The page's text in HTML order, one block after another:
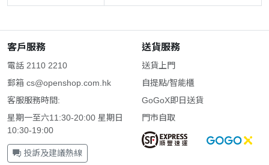
客戶服務
電話 2110 2210
郵箱 cs@openshop.com.hk
客服服務時間:
星期一至六11:30-20:00 星期日
10:30-19:00
投訴及建議熱線
送貨服務
送貨上門
自提點/智能櫃
GoGoX即日送貨
門市自取